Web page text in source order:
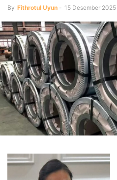
By Fithrotul Uyun - 15 Desember 2025